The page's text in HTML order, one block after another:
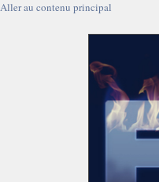
Aller au contenu principal